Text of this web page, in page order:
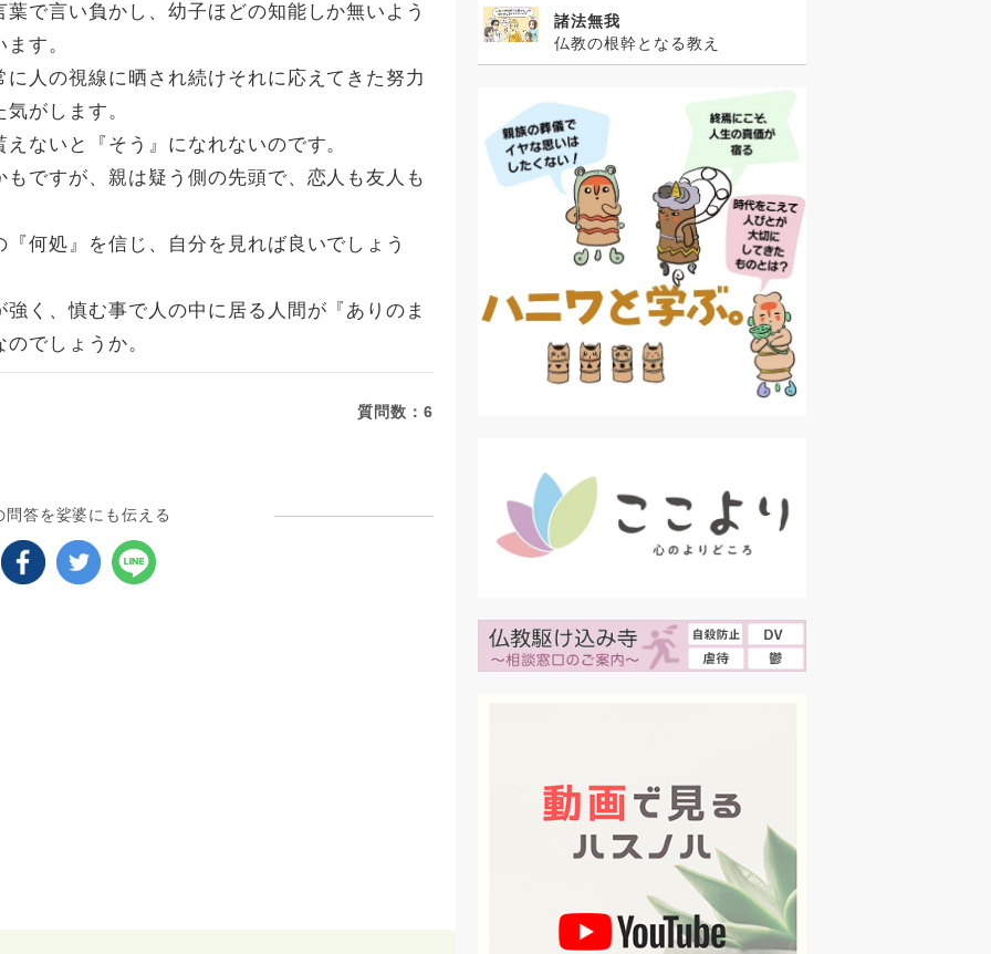
で言い負かし、幼子ほどの知能しか無いよう
す。
人の視線に晒され続けそれに応えてきた努力
がします。
ないと『そう』になれないのです。
ですが、親は疑う側の先頭で、恋人も友人も
何処』を信じ、自分を見れば良いでしょう
く、慎む事で人の中に居る人間が『ありのま
でしょうか。
質問数：6
問答を娑婆にも伝える
諸法無我
仏教の根幹となる教え